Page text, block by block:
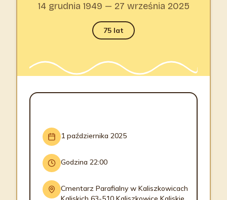
14 grudnia 1949 — 27 września 2025
75 lat
1 października 2025
Godzina 22:00
Cmentarz Parafialny w Kaliszkowicach